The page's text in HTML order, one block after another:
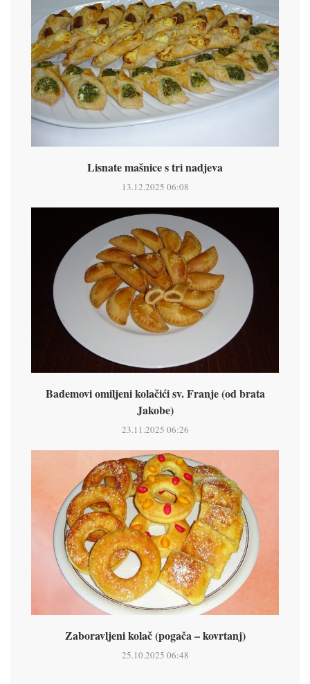
Lisnate mašnice s tri nadjeva
13.12.2025 06:08
Bademovi omiljeni kolačići sv. Franje (od brata
Jakobe)
23.11.2025 06:26
Zaboravljeni kolač (pogača – kovrtanj)
25.10.2025 06:48